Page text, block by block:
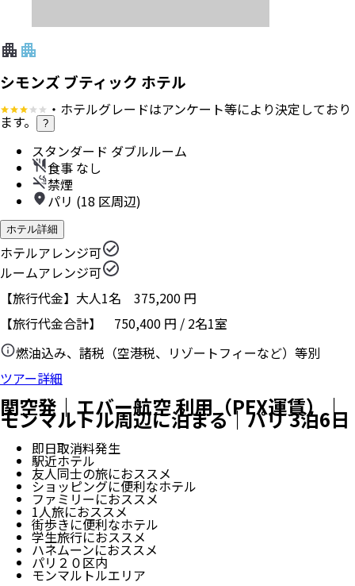
シモンズ ブティック ホテル
・ホテルグレードはアンケート等により決定しており
ます。 ?
スタンダード ダブルルーム
食事 なし
禁煙
パリ (18 区周辺)
ホテル詳細
ホテルアレンジ可
ルームアレンジ可
【旅行代金】大人1名 375,200 円
【旅行代金合計】 750,400 円 / 2名1室
燃油込み、諸税（空港税、リゾートフィーなど）等別
ツアー詳細
関空発｜エバー航空 利用（PEX運賃）｜
モンマルトル周辺に泊まる｜パリ 3泊6日
即日取消料発生
駅近ホテル
友人同士の旅におススメ
ショッピングに便利なホテル
ファミリーにおススメ
1人旅におススメ
街歩きに便利なホテル
学生旅行におススメ
ハネムーンにおススメ
パリ２０区内
モンマルトルエリア